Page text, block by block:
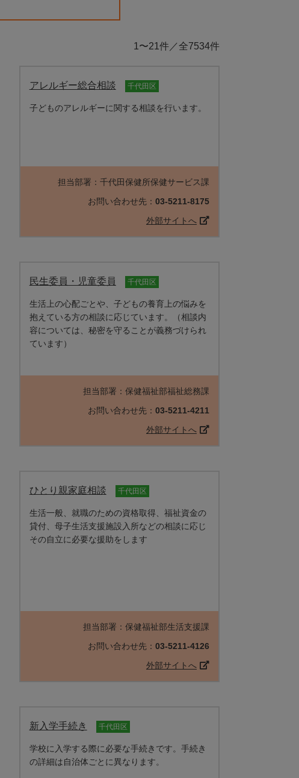
1〜21件／全7534件
アレルギー総合相談 千代田区
子どものアレルギーに関する相談を行います。
担当部署：千代田保健所保健サービス課
お問い合わせ先： 03-5211-8175
外部サイトへ
民生委員・児童委員 千代田区
生活上の心配ごとや、子どもの養育上の悩みを
抱えている方の相談に応じています。（相談内
容については、秘密を守ることが義務づけられ
ています）
担当部署：保健福祉部福祉総務課
お問い合わせ先： 03-5211-4211
外部サイトへ
ひとり親家庭相談 千代田区
生活一般、就職のための資格取得、福祉資金の
貸付、母子生活支援施設入所などの相談に応じ
その自立に必要な援助をします
担当部署：保健福祉部生活支援課
お問い合わせ先： 03-5211-4126
外部サイトへ
新入学手続き 千代田区
学校に入学する際に必要な手続きです。手続き
の詳細は自治体ごとに異なります。